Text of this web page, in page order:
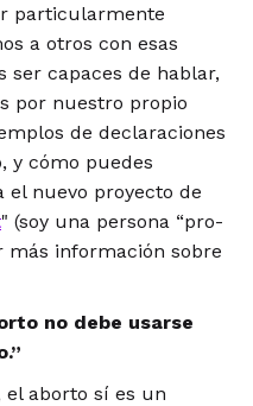
particularmente
a otros con esas
ser capaces de hablar,
por nuestro propio
de declaraciones
y cómo puedes
el nuevo proyecto de
" (soy una persona “pro-
más información sobre
no debe usarse
aborto sí es un